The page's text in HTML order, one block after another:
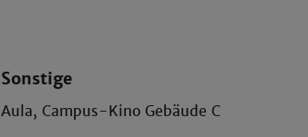
Sonstige
Aula, Campus-Kino Gebäude C